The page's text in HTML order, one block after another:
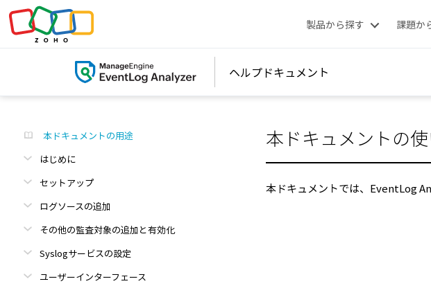
製品から探す 課題か
ヘルプドキュメント
本ドキュメントの用途
はじめに
セットアップ
ログソースの追加
その他の監査対象の追加と有効化
Syslogサービスの設定
ユーザーインターフェース
本ドキュメントの
本ドキュメントでは、EventLog